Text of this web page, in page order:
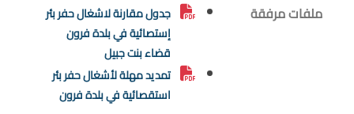
ملفات مرفقة
جدول مقارنة لاشغال حفر بئر
إستصائية في بلدة فرون
قضاء بنت جبيل
تمديد مهلة لأشغال حفر بئر
استقصائية في بلدة فرون